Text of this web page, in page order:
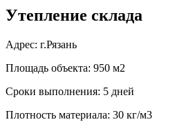
Утепление склада
Адрес: г.Рязань
Площадь объекта: 950 м2
Сроки выполнения: 5 дней
Плотность материала: 30 кг/м3